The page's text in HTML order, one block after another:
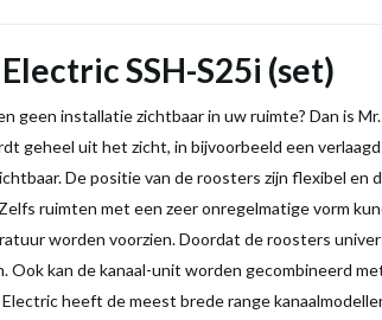
SSH-S25i (set)
geen installatie zichtbaar in uw ruimte? Dan is
geheel uit het zicht, in bijvoorbeeld een
De positie van de roosters zijn flexibel en
ruimten met een zeer onregelmatige vorm
worden voorzien. Doordat de roosters
Ook kan de kanaal-unit worden gecombineerd
heeft de meest brede range